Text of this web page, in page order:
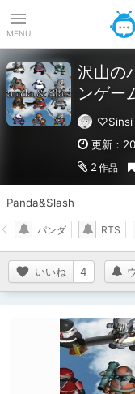
MENU
沢山の
ンゲー
♡Sinsi
更新：
2 作品
Panda&Slash
いいね 4
パンダ RTS